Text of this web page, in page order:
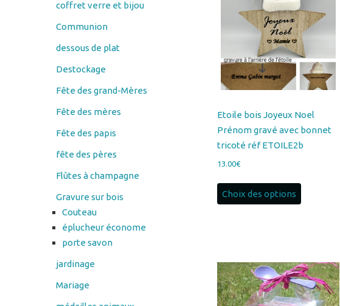
Etoile bois Joyeux Noel
Prénom gravé avec bonnet
tricoté réf ETOILE2b
13.00€
Ce
variations.
être
choisies
sur
dessous de plat
Destockage
Fête des grand-Mères
Fête des mères
Fête des papis
fête des pères
Flûtes à champagne
Gravure sur bois
Couteau
éplucheur économe
jardinage
Mariage
médailles animaux
merci fin année scolaire